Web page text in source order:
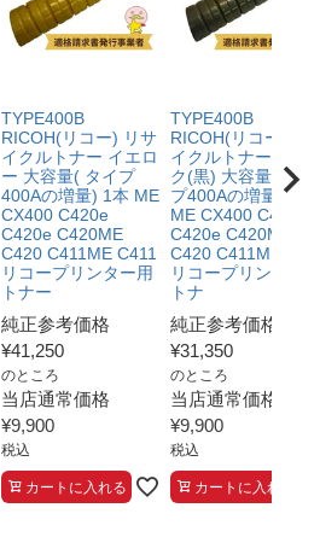
TYPE400B
RICOH(リコー) リサ
イクルトナー イエロ
ー 大容量( タイプ
400Aの増量) 1本 ME
CX400 C420e
C420e C420ME
C420 C411ME C411
リコープリンター用
トナー
純正参考価格
¥41,250
のところ
当店通常価格
¥9,900
税込
カートに入れる
TYPE400B
RICOH(リコー) リ
イクルトナー ブラ
ク(黒) 大容量( タイ
プ400Aの増量) 1本
ME CX400 C420e
C420e C420ME
C420 C411ME
リコープリンター
トナ
純正参考価格
¥31,350
のところ
当店通常価格
¥9,900
税込
カートに入れる